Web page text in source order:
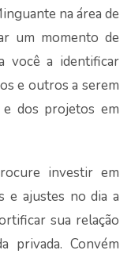
na área de
um momento de
você a identificar
e outros a serem
dos projetos em
investir em
e ajustes no dia a
sua relação
privada. Convém